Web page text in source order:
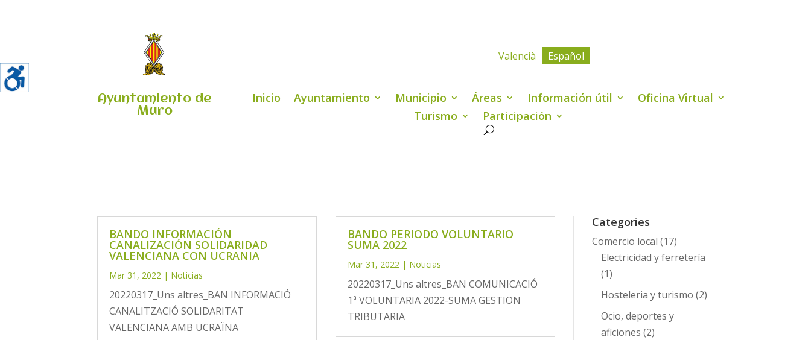
Ayuntamiento de
Muro
Valencià Español
Inicio Ayuntamiento Municipio Áreas Información útil
Oficina Virtual
Turismo
Participación
BANDO INFORMACIÓN
CANALIZACIÓN SOLIDARIDAD
VALENCIANA CON UCRANIA
Mar 31, 2022 | Noticias
20220317_Uns altres_BAN INFORMACIÓ
CANALITZACIÓ SOLIDARITAT
VALENCIANA AMB UCRAÏNA
BANDO PERIODO VOLUNTARIO
SUMA 2022
Mar 31, 2022| Noticias
20220317_Uns altres_BAN COMUNICACIÓ
1ª VOLUNTARIA 2022-SUMA GESTION
TRIBUTARIA
Categories
Comercio local (17)
Electricidad y ferretería
(1)
Hosteleria y turismo (2)
Ocio, deportes y
aficiones (2)